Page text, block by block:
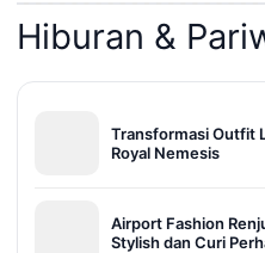
Hiburan &
Transformasi Outfit
Royal Nemesis
Airport Fashion
Stylish dan Curi